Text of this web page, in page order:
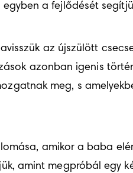
a fejlődését
az újszülött
azonban igenis
meg, s
amikor a baba
amint megpróbál egy